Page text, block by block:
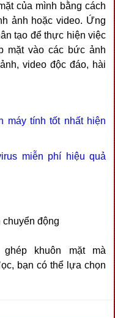
của mình bằng cách
ảnh hoặc video. Ứng
tạo để thực hiện việc
mặt vào các bức ảnh
video độc đáo, hài
máy tính tốt nhất hiện
miễn phí hiệu quả
chuyển động
khuôn mặt mà
bạn có thể lựa chọn